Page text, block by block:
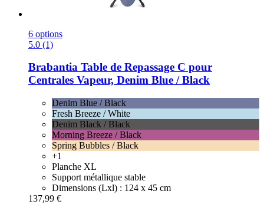
6 options
5.0 (1)
Brabantia Table de Repassage C pour
Centrales Vapeur, Denim Blue / Black
Denim Blue / Black
Fresh Breeze / White
Denim Black / Black
Morning Breeze / Black
Spring Bubbles / Black
+1
Planche XL
Support métallique stable
Dimensions (Lxl) : 124 x 45 cm
137,99 €